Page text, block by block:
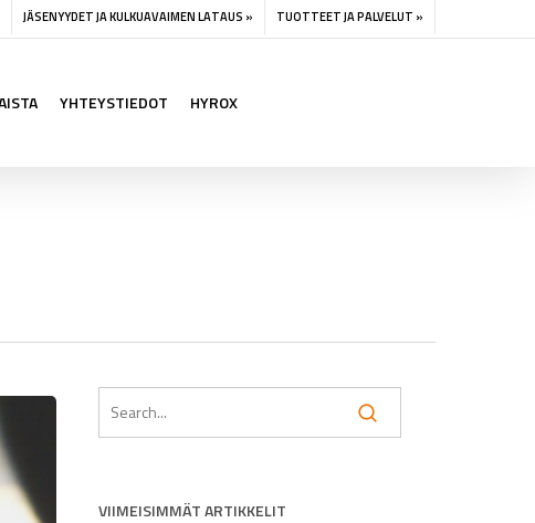
JÄSENYYDET JA KULKUAVAIMEN LATAUS » TUOTTEET JA PALVELUT »
YHTEYSTIEDOT HYROX
VIIMEISIMMÄT ARTIKKELIT